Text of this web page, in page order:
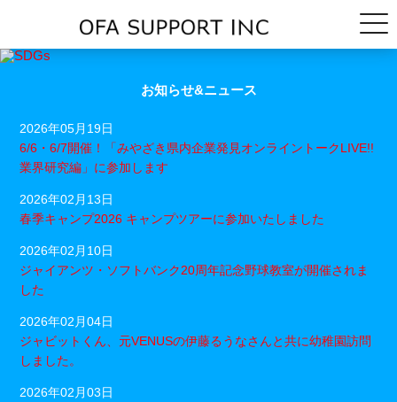
お知らせ&ニュース
2026年05月19日
6/6・6/7開催！「みやざき県内企業発見オンライントークLIVE!!
業界研究編」に参加します
2026年02月13日
春季キャンプ2026 キャンプツアーに参加いたしました
2026年02月10日
ジャイアンツ・ソフトバンク20周年記念野球教室が開催されま
した
2026年02月04日
ジャビットくん、元VENUSの伊藤るうなさんと共に幼稚園訪問
しました。
2026年02月03日